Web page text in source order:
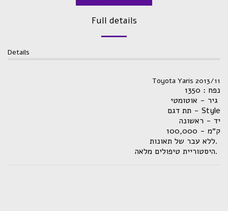
Full details
Details
Toyota Yaris 2013/11
נפח : 1350
תת דגם - Style
יד - ראשונה
ק״מ - 100,000
ללא עבר של תאונות.
היסטוריית טיפולים מלאה.